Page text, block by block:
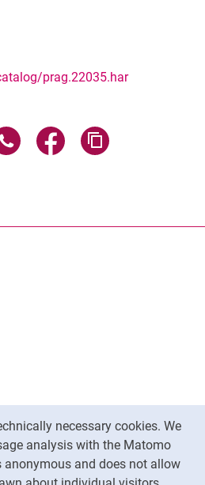
necessary cookies. We
analysis with the Matomo
and does not allow
prag.22035.har
page via email
Share page via WhatsApp
Share page via
artificiale